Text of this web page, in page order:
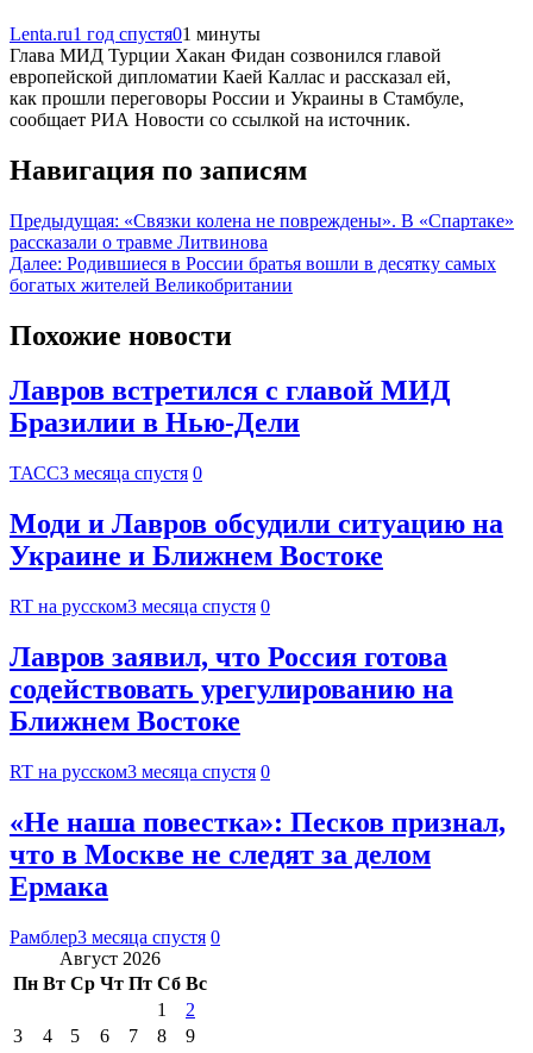
Lenta.ru1 год спустя01 минуты
Глава МИД Турции Хакан Фидан созвонился главой
европейской дипломатии Каей Каллас и рассказал ей,
как прошли переговоры России и Украины в Стамбуле,
сообщает РИА Новости со ссылкой на источник.
Навигация по записям
Предыдущая: «Связки колена не повреждены». В «Спартаке»
рассказали о травме Литвинова
Далее: Родившиеся в России братья вошли в десятку самых
богатых жителей Великобритании
Похожие новости
Лавров встретился с главой МИД
Бразилии в Нью-Дели
ТАСС3 месяца спустя 0
Моди и Лавров обсудили ситуацию на
Украине и Ближнем Востоке
RT на русском3 месяца спустя 0
Лавров заявил, что Россия готова
содействовать урегулированию на
Ближнем Востоке
RT на русском3 месяца спустя 0
«Не наша повестка»: Песков признал,
что в Москве не следят за делом
Ермака
Рамблер3 месяца спустя 0
Август 2026
Пн Вт Ср Чт Пт Сб Вс
1
2
3
4 5 6 7 8
9